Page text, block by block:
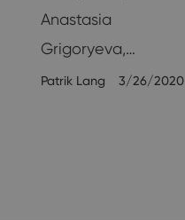
Anastasia
Grigoryeva,…
Patrik Lang 3/26/2020